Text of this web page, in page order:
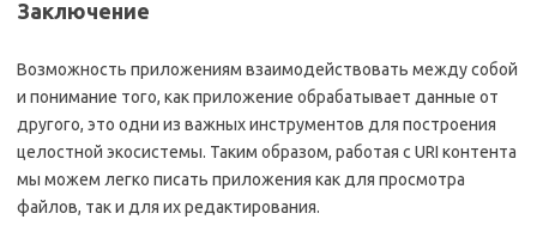
Заключение
Возможность приложениям взаимодействовать между собой
и понимание того, как приложение обрабатывает данные от
другого, это одни из важных инструментов для построения
целостной экосистемы. Таким образом, работая с URI контента
мы можем легко писать приложения как для просмотра
файлов, так и для их редактирования.